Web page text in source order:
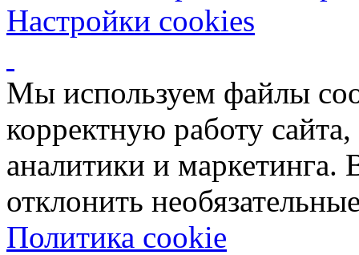
Настройки cookies
Мы используем файлы
корректную работу
аналитики и
отклонить
Политика cookie